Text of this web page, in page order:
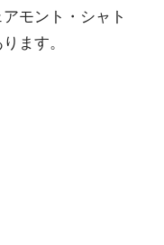
モント・シャト
ます。